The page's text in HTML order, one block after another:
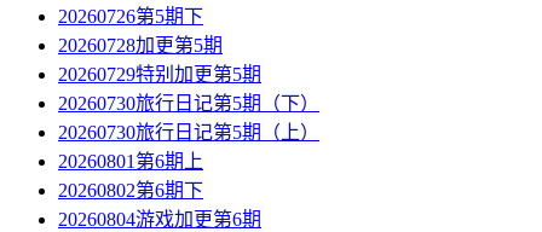
20260726第5期下
20260728加更第5期
20260729特别加更第5期
20260730旅行日记第5期（下）
20260730旅行日记第5期（上）
20260801第6期上
20260802第6期下
20260804游戏加更第6期